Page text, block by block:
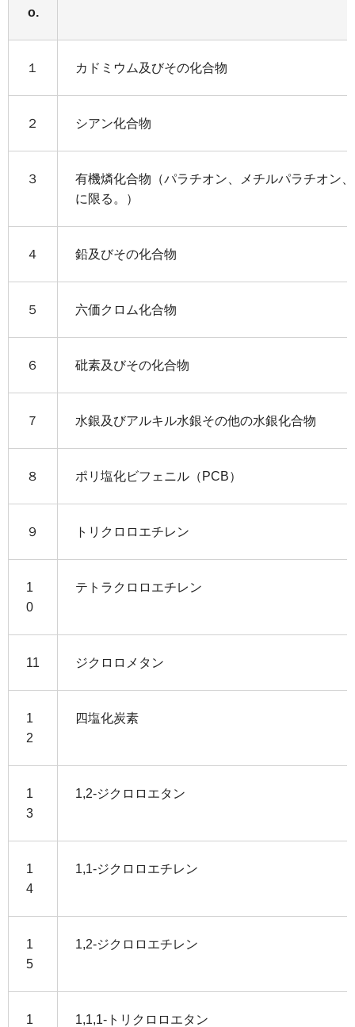
o.
１ カドミウム及びその化合物
２ シアン化合物
３
有機燐化合物（パラチオン、メチルパラチオン
に限る。）
４ 鉛及びその化合物
５ 六価クロム化合物
６ 砒素及びその化合物
７ 水銀及びアルキル水銀その他の水銀化合物
８ ポリ塩化ビフェニル（PCB）
９ トリクロロエチレン
1
0
テトラクロロエチレン
11 ジクロロメタン
1
2
四塩化炭素
1
3
1,2-ジクロロエタン
1
4
1,1-ジクロロエチレン
1
5
1,2-ジクロロエチレン
1
1,1,1-トリクロロエタン